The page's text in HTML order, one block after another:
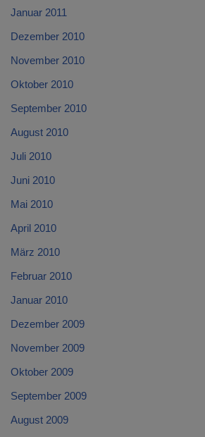
Januar 2011
Dezember 2010
November 2010
Oktober 2010
September 2010
August 2010
Juli 2010
Juni 2010
Mai 2010
April 2010
März 2010
Februar 2010
Januar 2010
Dezember 2009
November 2009
Oktober 2009
September 2009
August 2009